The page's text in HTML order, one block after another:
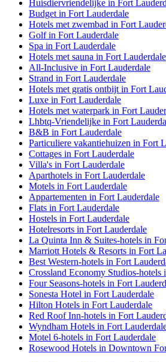
Huisdiervriendelijke in Fort
Budget in Fort Lauderdale
Hotels met zwembad in Fort
Golf in Fort Lauderdale
Spa in Fort Lauderdale
Hotels met sauna in Fort Lauderdale
All-Inclusive in Fort Lauderdale
Strand in Fort Lauderdale
Hotels met gratis ontbijt in Fort
Luxe in Fort Lauderdale
Hotels met waterpark in Fort
Lhbtq-Vriendelijke in Fort
B&B in Fort Lauderdale
Particuliere vakantiehuizen in Fort
Cottages in Fort Lauderdale
Villa's in Fort Lauderdale
Aparthotels in Fort Lauderdale
Motels in Fort Lauderdale
Appartementen in Fort Lauderdale
Flats in Fort Lauderdale
Hostels in Fort Lauderdale
Hotelresorts in Fort Lauderdale
La Quinta Inn & Suites-hotels in
Marriott Hotels & Resorts in Fort
Best Western-hotels in Fort
Crossland Economy Studios-hotels
Four Seasons-hotels in Fort
Sonesta Hotel in Fort Lauderdale
Hilton Hotels in Fort Lauderdale
Red Roof Inn-hotels in Fort
Wyndham Hotels in Fort
Motel 6-hotels in Fort Lauderdale
Rosewood Hotels in Downtown